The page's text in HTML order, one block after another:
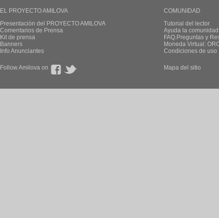
EL PROYECTO AMILOVA
Presentación del PROYECTO AMILOVA
Comentarios de Prensa
Kit de prensa
Banners
Info Anunciantes
COMUNIDAD
Tutorial del lector
Ayuda la
FAQ.Preguntas y
Moneda Virtual:
Condiciones de uso
Follow Amilova on Mapa del sitio